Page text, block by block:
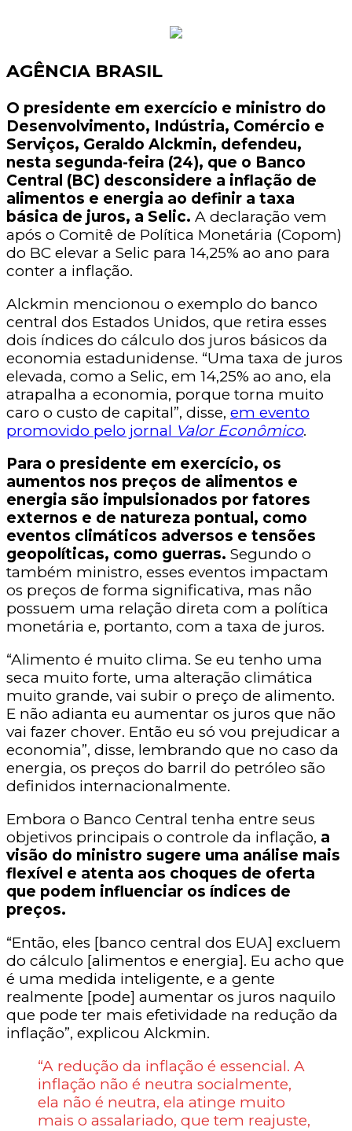
AGÊNCIA BRASIL
O presidente em exercício e ministro do
Desenvolvimento, Indústria, Comércio e
Serviços, Geraldo Alckmin, defendeu,
nesta segunda-feira (24), que o Banco
Central (BC) desconsidere a inflação de
alimentos e energia ao definir a taxa
básica de juros, a Selic. A declaração vem
após o Comitê de Política Monetária (Copom)
do BC elevar a Selic para 14,25% ao ano para
conter a inflação.
Alckmin mencionou o exemplo do banco
central dos Estados Unidos, que retira esses
dois índices do cálculo dos juros básicos da
economia estadunidense. “Uma taxa de juros
elevada, como a Selic, em 14,25% ao ano, ela
atrapalha a economia, porque torna muito
caro o custo de capital”, disse, em evento
promovido pelo jornal Valor Econômico.
Para o presidente em exercício, os
aumentos nos preços de alimentos e
energia são impulsionados por fatores
externos e de natureza pontual, como
eventos climáticos adversos e tensões
geopolíticas, como guerras. Segundo o
também ministro, esses eventos impactam
os preços de forma significativa, mas não
possuem uma relação direta com a política
monetária e, portanto, com a taxa de juros.
“Alimento é muito clima. Se eu tenho uma
seca muito forte, uma alteração climática
muito grande, vai subir o preço de alimento.
E não adianta eu aumentar os juros que não
vai fazer chover. Então eu só vou prejudicar a
economia”, disse, lembrando que no caso da
energia, os preços do barril do petróleo são
definidos internacionalmente.
Embora o Banco Central tenha entre seus
objetivos principais o controle da inflação, a
visão do ministro sugere uma análise mais
flexível e atenta aos choques de oferta
que podem influenciar os índices de
preços.
“Então, eles [banco central dos EUA] excluem
do cálculo [alimentos e energia]. Eu acho que
é uma medida inteligente, e a gente
realmente [pode] aumentar os juros naquilo
que pode ter mais efetividade na redução da
inflação”, explicou Alckmin.
“A redução da inflação é essencial. A
inflação não é neutra socialmente,
ela não é neutra, ela atinge muito
mais o assalariado, que tem reajuste,